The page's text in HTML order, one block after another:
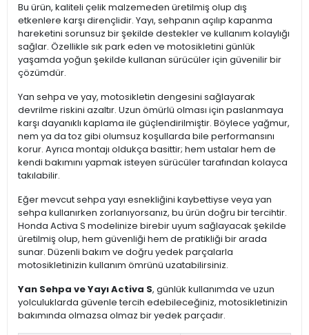
Bu ürün, kaliteli çelik malzemeden üretilmiş olup dış
etkenlere karşı dirençlidir. Yayı, sehpanın açılıp kapanma
hareketini sorunsuz bir şekilde destekler ve kullanım kolaylığı
sağlar. Özellikle sık park eden ve motosikletini günlük
yaşamda yoğun şekilde kullanan sürücüler için güvenilir bir
çözümdür.
Yan sehpa ve yay, motosikletin dengesini sağlayarak
devrilme riskini azaltır. Uzun ömürlü olması için paslanmaya
karşı dayanıklı kaplama ile güçlendirilmiştir. Böylece yağmur,
nem ya da toz gibi olumsuz koşullarda bile performansını
korur. Ayrıca montajı oldukça basittir; hem ustalar hem de
kendi bakımını yapmak isteyen sürücüler tarafından kolayca
takılabilir.
Eğer mevcut sehpa yayı esnekliğini kaybettiyse veya yan
sehpa kullanırken zorlanıyorsanız, bu ürün doğru bir tercihtir.
Honda Activa S modelinize birebir uyum sağlayacak şekilde
üretilmiş olup, hem güvenliği hem de pratikliği bir arada
sunar. Düzenli bakım ve doğru yedek parçalarla
motosikletinizin kullanım ömrünü uzatabilirsiniz.
Yan Sehpa ve Yayı Activa S, günlük kullanımda ve uzun
yolculuklarda güvenle tercih edebileceğiniz, motosikletinizin
bakımında olmazsa olmaz bir yedek parçadır.